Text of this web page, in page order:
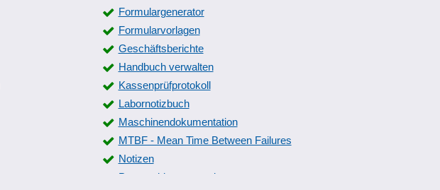
Formulargenerator
Formularvorlagen
Geschäftsberichte
Handbuch verwalten
Kassenprüfprotokoll
Labornotizbuch
Maschinendokumentation
MTBF - Mean Time Between Failures
Notizen
Personaldatenverwaltung